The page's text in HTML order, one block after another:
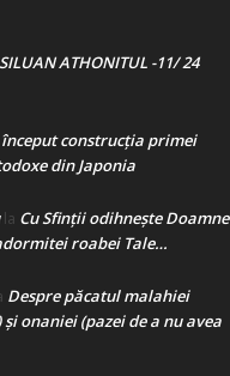
ATHONITUL -11/ 24
construcţia primei
din Japonia
la Cu Sfinții odihnește Doamne
roabei Tale…
Despre păcatul malahiei
onaniei (pazei de a nu avea